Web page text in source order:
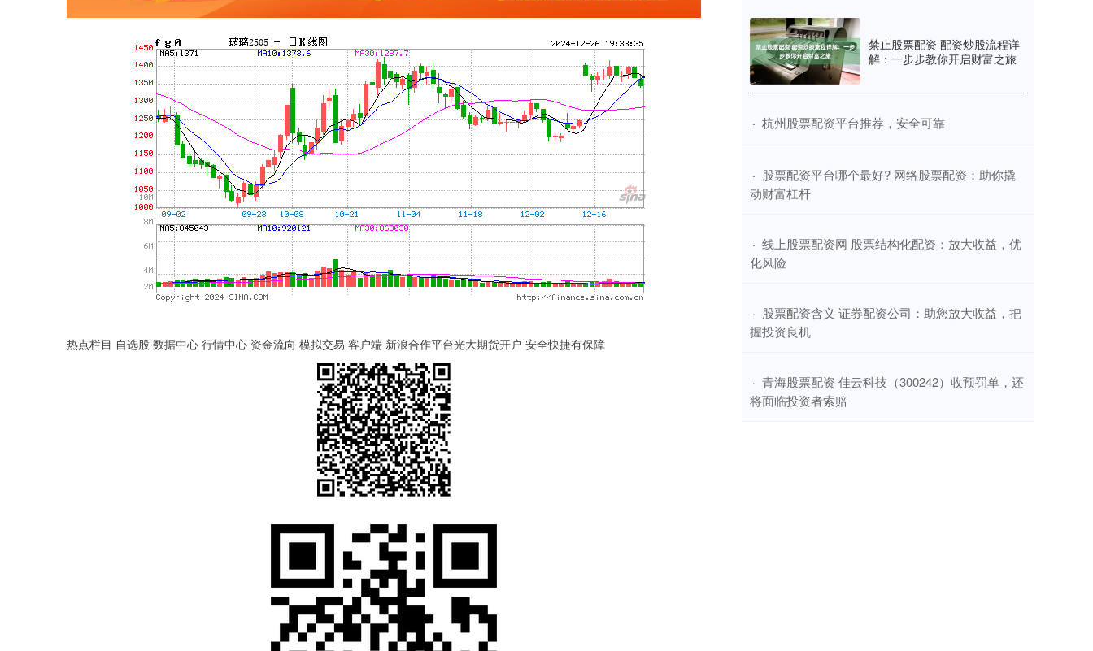
热点栏目 自选股 数据中心 行情中心 资金流向 模拟交易 客户端 新浪合作平台光大期货开户 安全快捷有保障
禁止股票配资 配资炒股流程详
解：一步步教你开启财富之旅
· ​杭州股票配资平台推荐，安全可靠
· ​股票配资平台哪个最好? 网络股票配资：助你撬
动财富杠杆
· ​线上股票配资网 股票结构化配资：放大收益，优
化风险
· ​股票配资含义 证券配资公司：助您放大收益，把
握投资良机
· ​青海股票配资 佳云科技（300242）收预罚单，还
将面临投资者索赔